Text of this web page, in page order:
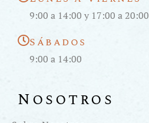
9:00 a 14:00 y 17:00 a 20:00
Sábados
9:00 a 14:00
Nosotros